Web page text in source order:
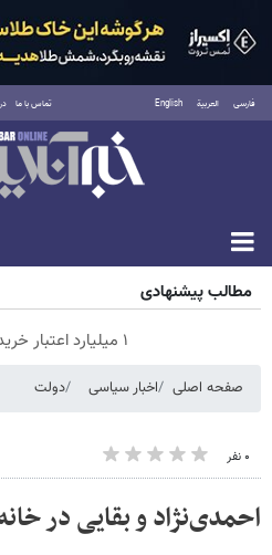
فارسی العربية English تماس با ما
جمعه ۱۶ مرداد ۱۴۰۵
مطالب پیشنهادی
۱ میلیارد اعتبار خرید طلا | بدون ضامن و چک
صفحه اصلی اخبار سیاسی دولت
۰ نفر
احمدی‌نژاد و بقایی در